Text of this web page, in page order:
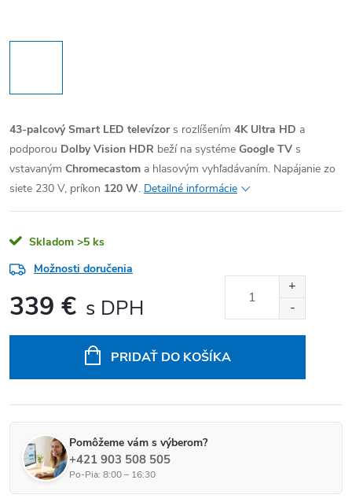
43-palcový Smart LED televízors rozlíšením 4K Ultra HD a
podporou Dolby Vision HDR beží na systéme Google TV s
vstavaným Chromecastom a hlasovým vyhľadávaním. Napájanie zo
siete 230 V, príkon 120 W. Detailné informácie
Skladom >5 ks
Možnosti doručenia
339 €
PRIDAŤ DO KOŠÍKA
Pomôžeme vám s výberom?
+421 903 508 505
Po-Pia: 8:00 – 16:30